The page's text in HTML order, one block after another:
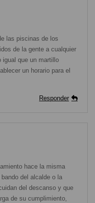
las piscinas de los
de la gente a cualquier
igual que un martillo
un horario para el
Responder
hace la misma
del alcalde o la
del descanso y que
de su cumplimiento,